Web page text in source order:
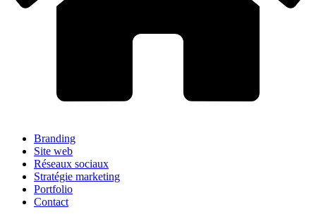
Branding
Site web
Réseaux sociaux
Stratégie marketing
Portfolio
Contact